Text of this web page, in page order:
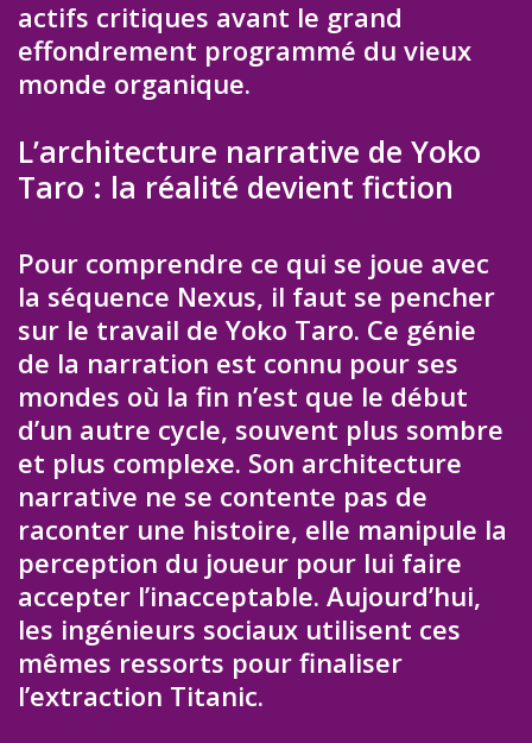
actifs critiques avant le grand
effondrement programmé du vieux
monde organique.
L’architecture narrative de Yoko
Taro : la réalité devient fiction
Pour comprendre ce qui se joue avec
la séquence Nexus, il faut se pencher
sur le travail de Yoko Taro. Ce génie
de la narration est connu pour ses
mondes où la fin n’est que le début
d’un autre cycle, souvent plus sombre
et plus complexe. Son architecture
narrative ne se contente pas de
raconter une histoire, elle manipule la
perception du joueur pour lui faire
accepter l’inacceptable. Aujourd’hui,
les ingénieurs sociaux utilisent ces
mêmes ressorts pour finaliser
l’extraction Titanic.